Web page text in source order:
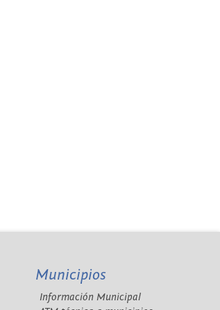
Municipios
Información Municipal